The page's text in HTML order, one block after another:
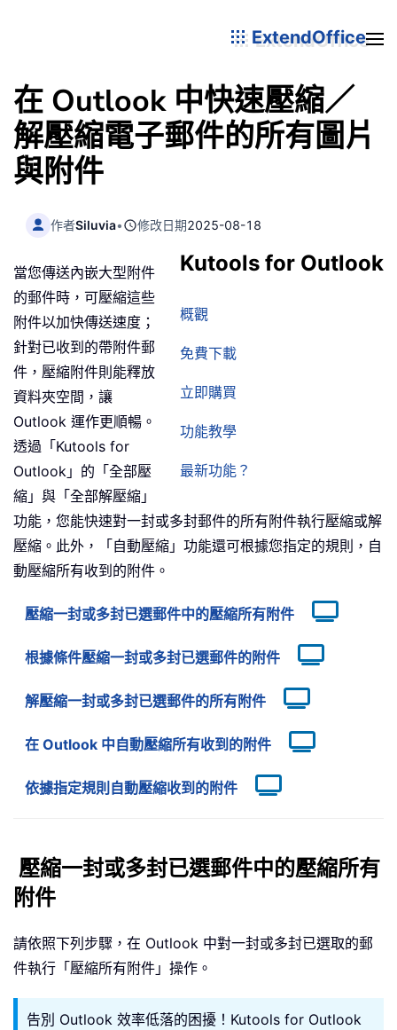
ExtendOffice
在 Outlook 中快速壓縮／
解壓縮電子郵件的所有圖片
與附件
作者Siluvia• 修改日期2025-08-18
Kutools for Outlook
概觀
免費下載
立即購買
功能教學
最新功能？
當您傳送內嵌大型附件
的郵件時，可壓縮這些
附件以加快傳送速度；
針對已收到的帶附件郵
件，壓縮附件則能釋放
資料夾空間，讓
Outlook 運作更順暢。
透過「Kutools for
Outlook」的「全部壓
縮」與「全部解壓縮」
功能，您能快速對一封或多封郵件的所有附件執行壓縮或解
壓縮。此外，「自動壓縮」功能還可根據您指定的規則，自
動壓縮所有收到的附件。
壓縮一封或多封已選郵件中的壓縮所有附件
根據條件壓縮一封或多封已選郵件的附件
解壓縮一封或多封已選郵件的所有附件
在 Outlook 中自動壓縮所有收到的附件
依據指定規則自動壓縮收到的附件
壓縮一封或多封已選郵件中的壓縮所有
附件
請依照下列步驟，在 Outlook 中對一封或多封已選取的郵
件執行「壓縮所有附件」操作。
告別 Outlook 效率低落的困擾！Kutools for Outlook